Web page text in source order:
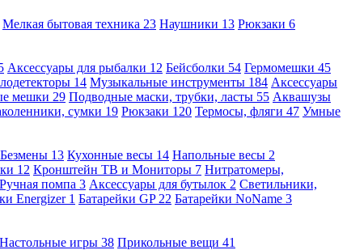
Мелкая бытовая техника 23 Наушники 13 Рюкзаки 6
Аксессуары для рыбалки 12 Бейсболки 54 Гермомешки 45
14 Музыкальные инструменты 184 Аксессуары
мешки 29 Подводные маски, трубки, ласты 55 Аквашузы
сумки 19 Рюкзаки 120 Термосы, фляги 47 Умные
Безмены 13 Кухонные весы 14 Напольные весы 2
12 Кронштейн ТВ и Мониторы 7 Нитратомеры,
Ручная помпа 3 Аксессуары для бутылок 2 Светильники,
Energizer 1 Батарейки GP 22 Батарейки NoName 3
Настольные игры 38 Прикольные вещи 41